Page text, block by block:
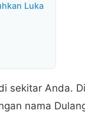
Luka
sekitar Anda.
nama